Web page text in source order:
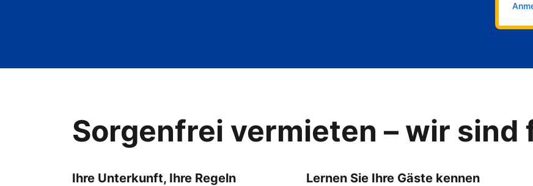
Sorgenfrei vermieten – wir sind
Ihre Unterkunft, Ihre Regeln Lernen Sie Ihre Gäste kennen